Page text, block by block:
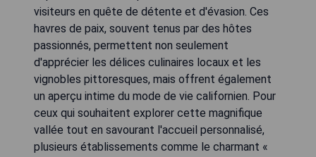
visiteurs en quête de détente et d'évasion. Ces
havres de paix, souvent tenus par des hôtes
passionnés, permettent non seulement
d'apprécier les délices culinaires locaux et les
vignobles pittoresques, mais offrent également
un aperçu intime du mode de vie californien. Pour
ceux qui souhaitent explorer cette magnifique
vallée tout en savourant l'accueil personnalisé,
plusieurs établissements comme le charmant «